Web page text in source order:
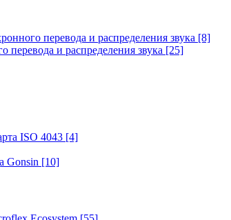
перевода и распределения звука [8]
перевода и распределения звука [25]
ISO 4043 [4]
Gonsin [10]